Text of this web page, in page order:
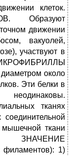
клеток.
Образуют
движении
вакуолей,
участвуют в
около
Эти белки в
тканях
мышечной ткани
ЗНАЧЕНИЕ
1)